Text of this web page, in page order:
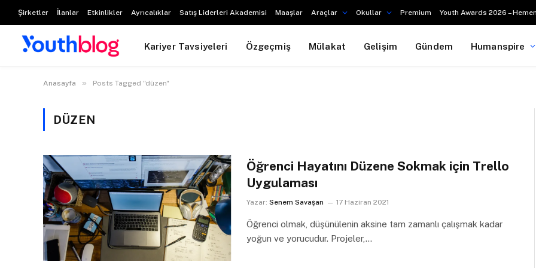
Şirketler İlanlar Etkinlikler Ayrıcalıklar Satış Liderleri Akademisi Maaşlar Araçlar Okullar Premium Youth Awards 2026 –
Kariyer Tavsiyeleri Özgeçmiş Mülakat Gelişim Gündem Humanspire
Anasayfa » Posts Tagged "düzen"
DÜZEN
Öğrenci Hayatını Düzene Sokmak için Trello
Uygulaması
Yazar: Senem Savaşan 17 Haziran 2021
Öğrenci olmak, düşünülenin aksine tam zamanlı çalışmak kadar
yoğun ve yorucudur. Projeler,…